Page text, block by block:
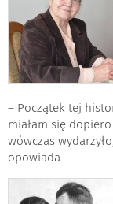
– Początek tej
miałam się
wówczas
opowiada.